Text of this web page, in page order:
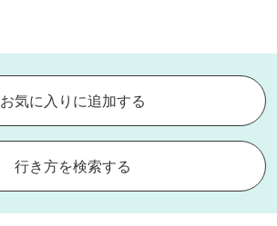
お気に入りに追加する
行き方を検索する